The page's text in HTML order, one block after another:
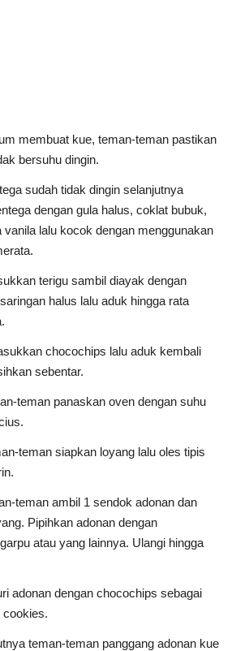
membuat kue, teman-teman pastikan
bersuhu dingin.
sudah tidak dingin selanjutnya
dengan gula halus, coklat bubuk,
vanila lalu kocok dengan menggunakan
terigu sambil diayak dengan
halus lalu aduk hingga rata
chocochips lalu aduk kembali
sebentar.
teman panaskan oven dengan suhu
teman siapkan loyang lalu oles tipis
teman ambil 1 sendok adonan dan
Pipihkan adonan dengan
atau yang lainnya. Ulangi hingga
adonan dengan chocochips sebagai
cookies.
teman-teman panggang adonan kue